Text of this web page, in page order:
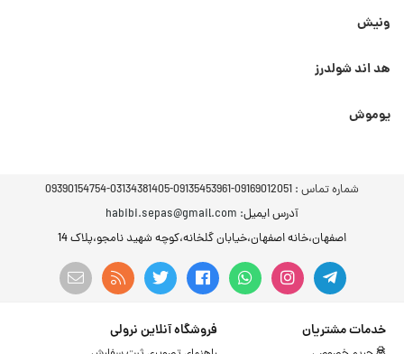
ونیش
هد اند شولدرز
یوموش
شماره تماس : 09169012051-09135453961-03134381405-09390154754
آدرس ایمیل: habibi.sepas@gmail.com
اصفهان،خانه اصفهان،خیابان گلخانه،کوچه شهید نامجو،پلاک 14
خدمات مشتریان فروشگاه آنلاین نرولی